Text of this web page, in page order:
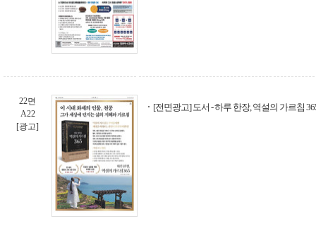
22면
A22
[광고]
[전면광고] 도서 - 하루 한장, 역설의 가르침